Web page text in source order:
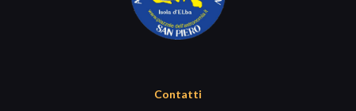
Contatti